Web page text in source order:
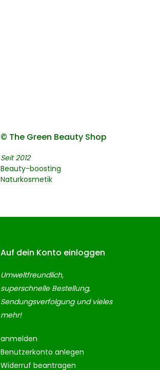
© The Green Beauty Shop
Seit 2012
Beauty-boosting
Naturkosmetik
Auf dein Konto einloggen
Umweltfreundlich,
superschnelle Bestellung,
Sendungsverfolgung und vieles
mehr!
anmelden
Benutzerkonto anlegen
Widerruf beantragen